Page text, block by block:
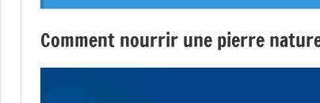
Comment nourrir une pierre